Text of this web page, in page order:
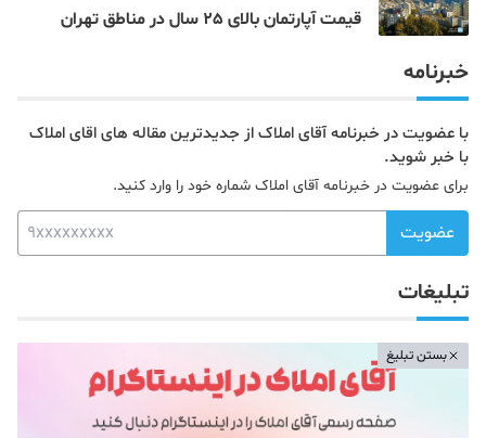
قیمت آپارتمان بالای 25 سال در مناطق تهران
خبرنامه
با عضویت در خبرنامه آقای املاک از جدیدترین مقاله های اقای املاک
با خبر شوید.
برای عضویت در خبرنامه آقای املاک شماره خود را وارد کنید.
عضویت
تبلیغات
بستن تبلیغ